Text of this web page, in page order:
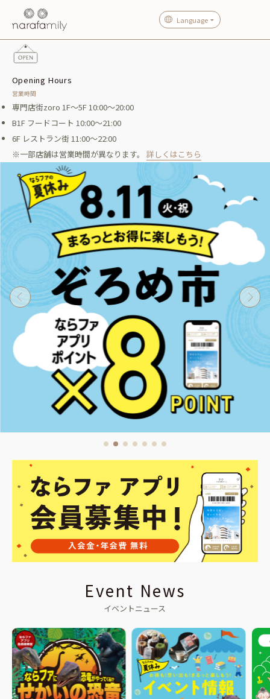
Language
Opening Hours
営業時間
専門店街zoro 1F～5F 10:00～20:00
B1F フードコート 10:00～21:00
6F レストラン街 11:00～22:00
※一部店舗は営業時間が異なります。 詳しくはこちら
Event News
イベントニュース